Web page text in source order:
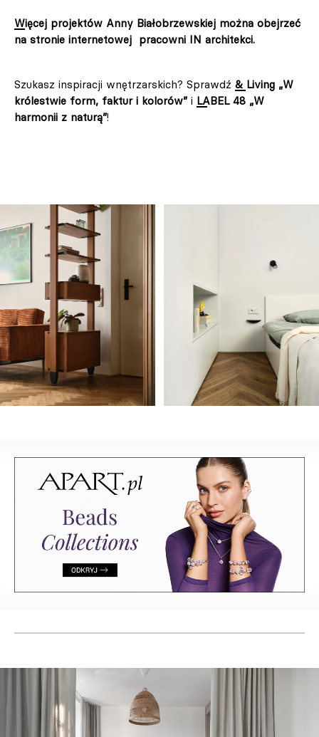
Więcej projektów Anny Białobrzewskiej można obejrzeć
na stronie internetowej pracowni IN architekci.
Szukasz inspiracji wnętrzarskich? Sprawdź & Living „W
królestwie form, faktur i kolorów” i LABEL 48 „W
harmonii z naturą”!